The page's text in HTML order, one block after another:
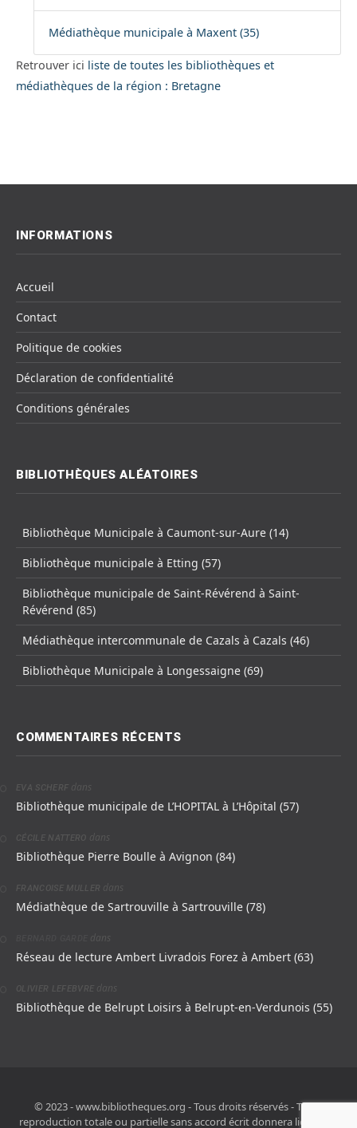
Médiathèque municipale à Maxent (35)
Retrouver ici liste de toutes les bibliothèques et
médiathèques de la région : Bretagne
INFORMATIONS
Accueil
Contact
Politique de cookies
Déclaration de confidentialité
Conditions générales
BIBLIOTHÈQUES ALÉATOIRES
Bibliothèque Municipale à Caumont-sur-Aure (14)
Bibliothèque municipale à Etting (57)
Bibliothèque municipale de Saint-Révérend à Saint-
Révérend (85)
Médiathèque intercommunale de Cazals à Cazals (46)
Bibliothèque Municipale à Longessaigne (69)
COMMENTAIRES RÉCENTS
EVA SCHERF dans
Bibliothèque municipale de L’HOPITAL à L’Hôpital (57)
CÉCILE NATTERO dans
Bibliothèque Pierre Boulle à Avignon (84)
FRANCOISE MULLER dans
Médiathèque de Sartrouville à Sartrouville (78)
dans
Réseau de lecture Ambert Livradois Forez à Ambert (63)
OLIVIER LEFEBVRE dans
Bibliothèque de Belrupt Loisirs à Belrupt-en-Verdunois (55)
© 2023 - www.bibliotheques.org - Tous droits réservés - Toute
reproduction totale ou partielle sans accord écrit donnera lieu à des